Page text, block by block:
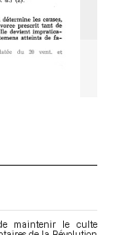
maintenir le culte